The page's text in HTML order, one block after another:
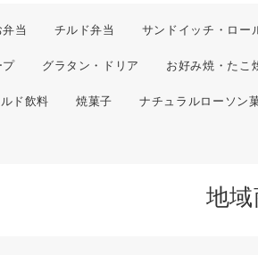
弁当 チルド弁当 サンドイッチ・ロー
プ グラタン・ドリア お好み焼・たこ
ド飲料 焼菓子 ナチュラルローソン
地